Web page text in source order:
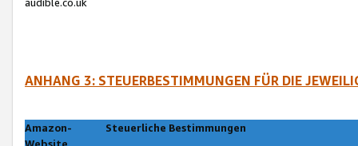
audible.co.uk
ANHANG 3: STEUERBESTIMMUNGEN FÜR DIE
Amazon-
Website
Steuerliche Bestimmungen